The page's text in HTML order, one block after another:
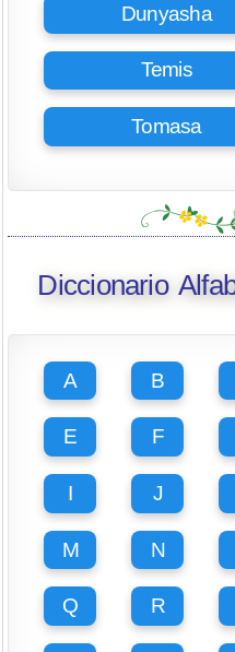
Dunyasha
Temis
Tomasa
Diccionario
A B
E F
I J
M N
Q R